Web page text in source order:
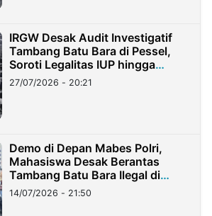
IRGW Desak Audit Investigatif
Tambang Batu Bara di Pessel,
Soroti Legalitas IUP hingga
Stockpile
27/07/2026 - 20:21
Demo di Depan Mabes Polri,
Mahasiswa Desak Berantas
Tambang Batu Bara Ilegal di
Lampung
14/07/2026 - 21:50